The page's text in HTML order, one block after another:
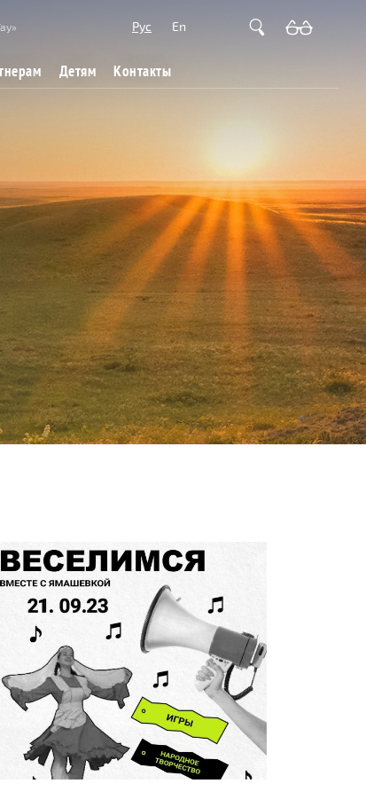
Рус En
Детям Контакты